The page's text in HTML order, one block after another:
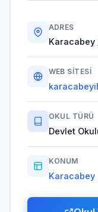
ADRES
Karacabey
WEB SITESI
OKUL TÜRÜ
Devlet
KONUM
Karacabey